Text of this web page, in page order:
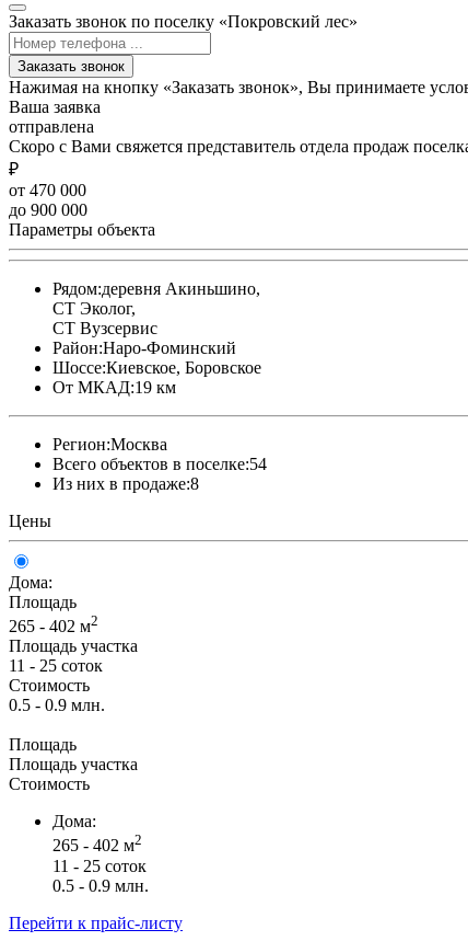
Заказать звонок по поселку «Покровский лес»
Заказать звонок
Нажимая на кнопку «Заказать звонок», Вы принимаете
Ваша заявка
отправлена
Скоро с Вами свяжется представитель отдела продаж
₽
от 470 000
до 900 000
Параметры объекта
Рядом:деревня Акиньшино,
СТ Эколог,
СТ Вузсервис
Район:Наро-Фоминский
Шоссе:Киевское, Боровское
От МКАД:19 км
Регион:Москва
Всего объектов в поселке:54
Из них в продаже:8
Цены
Дома:
Площадь
265 - 402 м2
Площадь участка
11 - 25 соток
Стоимость
0.5 - 0.9 млн.
Площадь
Площадь участка
Стоимость
Дома:
265 - 402 м2
11 - 25 соток
0.5 - 0.9 млн.
Перейти к прайс-листу